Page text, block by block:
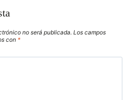
no será publicada. Los campos
con *